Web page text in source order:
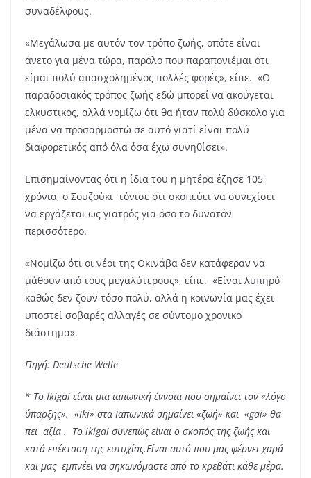
συναδέλφους.
«Μεγάλωσα με αυτόν τον τρόπο ζωής, οπότε είναι
άνετο για μένα τώρα, παρόλο που παραπονιέμαι ότι
είμαι πολύ απασχολημένος πολλές φορές», είπε. «Ο
παραδοσιακός τρόπος ζωής εδώ μπορεί να ακούγεται
ελκυστικός, αλλά νομίζω ότι θα ήταν πολύ δύσκολο για
μένα να προσαρμοστώ σε αυτό γιατί είναι πολύ
διαφορετικός από όλα όσα έχω συνηθίσει».
Επισημαίνοντας ότι η ίδια του η μητέρα έζησε 105
χρόνια, ο Σουζούκι τόνισε ότι σκοπεύει να συνεχίσει
να εργάζεται ως γιατρός για όσο το δυνατόν
περισσότερο.
«Νομίζω ότι οι νέοι της Οκινάβα δεν κατάφεραν να
μάθουν από τους μεγαλύτερους», είπε. «Είναι λυπηρό
καθώς δεν ζουν τόσο πολύ, αλλά η κοινωνία μας έχει
υποστεί σοβαρές αλλαγές σε σύντομο χρονικό
διάστημα».
Πηγή: Deutsche Welle
* Το Ikigai είναι μια ιαπωνική έννοια που σημαίνει τον «λόγο
ύπαρξης». «Iki» στα Ιαπωνικά σημαίνει «ζωή» και «gai» θα
πει αξία . Το ikigai συνεπώς είναι ο σκοπός της ζωής και
κατά επέκταση της ευτυχίας.Είναι αυτό που μας φέρνει χαρά
και μας εμπνέει να σηκωνόμαστε από το κρεβάτι κάθε μέρα.